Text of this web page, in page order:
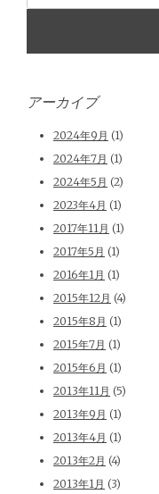
アーカイブ
2024年9月 (1)
2024年7月 (1)
2024年5月 (2)
2023年4月 (1)
2017年11月 (1)
2017年5月 (1)
2016年1月 (1)
2015年12月 (4)
2015年8月 (1)
2015年7月 (1)
2015年6月 (1)
2013年11月 (5)
2013年9月 (1)
2013年4月 (1)
2013年2月 (4)
2013年1月 (3)